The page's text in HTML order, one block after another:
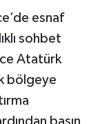
esnaf
sohbet
Atatürk
bölgeye